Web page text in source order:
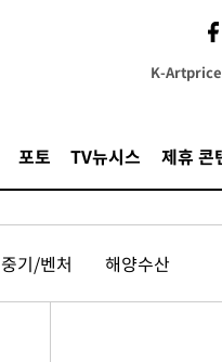
K-Artprice
포토 TV뉴시스 제휴 콘
중기/벤처 해양수산